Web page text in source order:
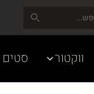
ווקטור